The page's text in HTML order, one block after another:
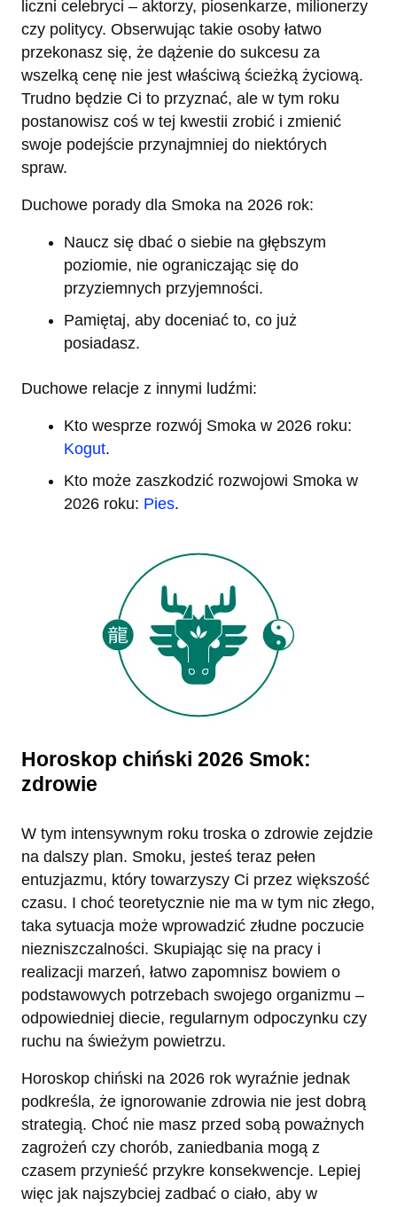
liczni celebryci – aktorzy, piosenkarze, milionerzy
czy politycy. Obserwując takie osoby łatwo
przekonasz się, że dążenie do sukcesu za
wszelką cenę nie jest właściwą ścieżką życiową.
Trudno będzie Ci to przyznać, ale w tym roku
postanowisz coś w tej kwestii zrobić i zmienić
swoje podejście przynajmniej do niektórych
spraw.
Duchowe porady dla Smoka na 2026 rok:
Naucz się dbać o siebie na głębszym
poziomie, nie ograniczając się do
przyziemnych przyjemności.
Pamiętaj, aby doceniać to, co już
posiadasz.
Duchowe relacje z innymi ludźmi:
Kto wesprze rozwój Smoka w 2026 roku:
Kogut.
Kto może zaszkodzić rozwojowi Smoka w
2026 roku: Pies.
Horoskop chiński 2026 Smok:
zdrowie
W tym intensywnym roku troska o zdrowie zejdzie
na dalszy plan. Smoku, jesteś teraz pełen
entuzjazmu, który towarzyszy Ci przez większość
czasu. I choć teoretycznie nie ma w tym nic złego,
taka sytuacja może wprowadzić złudne poczucie
niezniszczalności. Skupiając się na pracy i
realizacji marzeń, łatwo zapomnisz bowiem o
podstawowych potrzebach swojego organizmu –
odpowiedniej diecie, regularnym odpoczynku czy
ruchu na świeżym powietrzu.
Horoskop chiński na 2026 rok wyraźnie jednak
podkreśla, że ignorowanie zdrowia nie jest dobrą
strategią. Choć nie masz przed sobą poważnych
zagrożeń czy chorób, zaniedbania mogą z
czasem przynieść przykre konsekwencje. Lepiej
więc jak najszybciej zadbać o ciało, aby w